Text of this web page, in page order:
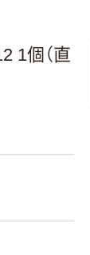
1個（直